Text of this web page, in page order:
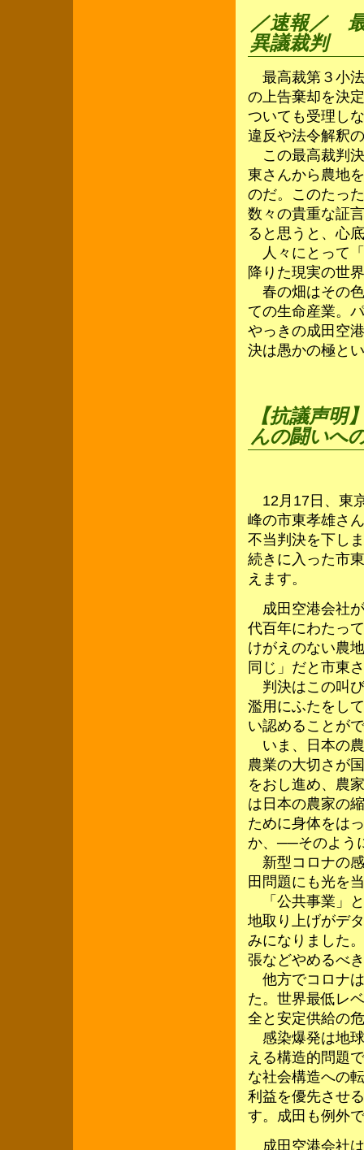
／速報／
異議裁判
最高裁第３小
の上告棄却を決
ついても受理し
違反や法令解釈
この最高裁判
東さんから農地
のだ。このたっ
数々の貴重な証
ると思うと、心
人々にとって
降りた現実の世
春の畑はその
ての生命産業。
やっきの成田空
決は愚かの極と
【抗議声明
んの闘いへ
12月17日、東
峰の市東孝雄さ
不当判決を下し
続きに入った市
えます。
成田空港会社
代百年にわたっ
けがえのない農
同じ」だと市東
判決はこの叫
濫用にふたをし
い認めることが
いま、日本の
農業の大切さが
をおし進め、農
は日本の農家の
ために身体をは
か、──そのよう
新型コロナの
田問題にも光を
「公共事業」
地取り上げがデ
みになりました
張などやめるべ
他方でコロナ
た。世界最低レ
全と安定供給の
感染爆発は地
える構造的問題
な社会構造への
利益を優先させ
す。成田も例外
成田空港会社